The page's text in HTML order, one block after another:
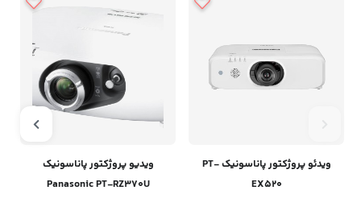
ویدئو پروژکتور پاناسونیک PT-
EX520
ویدیو پروژکتور پاناسونیک
Panasonic PT-RZ370U